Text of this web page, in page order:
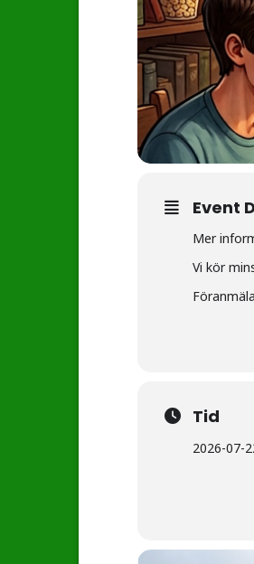
Event
Mer
Vi kör
Tid
2026-07-